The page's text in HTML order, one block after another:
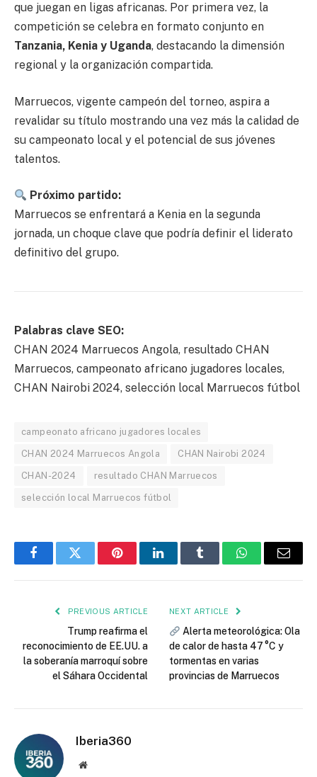
que juegan en ligas africanas. Por primera vez, la
competición se celebra en formato conjunto en
Tanzania, Kenia y Uganda, destacando la dimensión
regional y la organización compartida.
Marruecos, vigente campeón del torneo, aspira a
revalidar su título mostrando una vez más la calidad de
su campeonato local y el potencial de sus jóvenes
talentos.
Próximo partido:
Marruecos se enfrentará a Kenia en la segunda
jornada, un choque clave que podría definir el liderato
definitivo del grupo.
Palabras clave SEO:
CHAN 2024 Marruecos Angola, resultado CHAN
Marruecos, campeonato africano jugadores locales,
CHAN Nairobi 2024, selección local Marruecos fútbol
campeonato africano jugadores locales
CHAN 2024 Marruecos Angola CHAN Nairobi 2024
CHAN-2024 resultado CHAN Marruecos
selección local Marruecos fútbol
FacebookTwitter PinterestLinkedInTumblr WhatsAppEmail
PREVIOUS ARTICLE
Trump reafirma el
reconocimiento de EE.UU. a
la soberanía marroquí sobre
el Sáhara Occidental
NEXT ARTICLE
Alerta meteorológica: Ola
de calor de hasta 47 °C y
tormentas en varias
provincias de Marruecos
Iberia360
Website